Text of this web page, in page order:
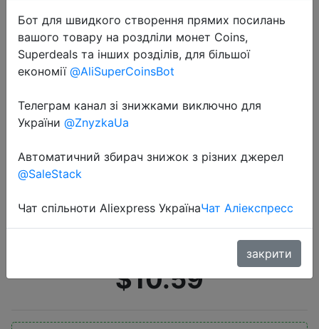
2020-10-04
зимние женские пальто
однобортные женские парки 2020
повседневные женские короткие
куртки с отложным воротнико…
$10.59
Бот для швидкого створення прямих посилань
вашого товару на роздліли монет Coins,
Superdeals та інших розділів, для більшої
економії @AliSuperCoinsBot
Телеграм канал зі знижками виключно для
України @ZnyzkaUa
Автоматичний збирач знижок з різних джерел
@SaleStack
Чат спільноти Aliexpress УкраїнаЧат Аліекспресс
закрити